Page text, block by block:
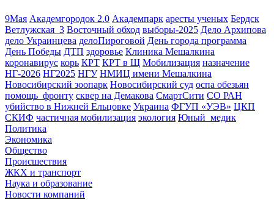
9Мая Академгородок 2.0 Академпарк аресты ученых Бердск
Ветлужская_3 Восточный обход выборы-2025 Дело Архипова
дело Украинцева делоПироговой День города программа
День Победы ДТП здоровье Клиника Мешалкина
коронавирус корь КРТ КРТ в Щ Мобилизация назначение
НГ-2026 НГ2025 НГУ НМИЦ имени Мешалкина
Новосибирский зоопарк Новосибирский суд оспа обезьян
помощь_фронту сквер на Демакова СмартСити СО РАН
убийство в Нижней Ельцовке Украина ФГУП «УЭВ» ЦКП
СКИФ частичная мобилизация экология Юный_медик
Политика
Экономика
Общество
Происшествия
ЖКХ и транспорт
Наука и образование
Новости компаний